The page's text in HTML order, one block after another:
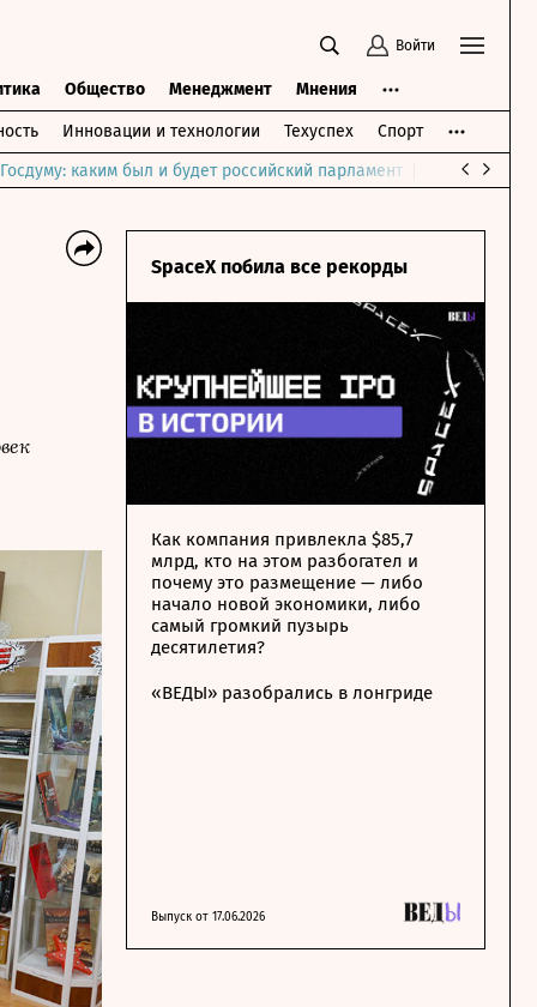
Войти
Общество Менеджмент Мнения
Инновации и технологии Техуспех
Спорт
каким был и будет российский парламент
Война на
SpaceX побила все рекорды
Как компания привлекла $85,7
млрд, кто на этом разбогател и
почему это размещение — либо
начало новой экономики, либо
самый громкий пузырь
десятилетия?
«ВЕДЫ» разобрались в лонгриде
Выпуск от 17.06.2026